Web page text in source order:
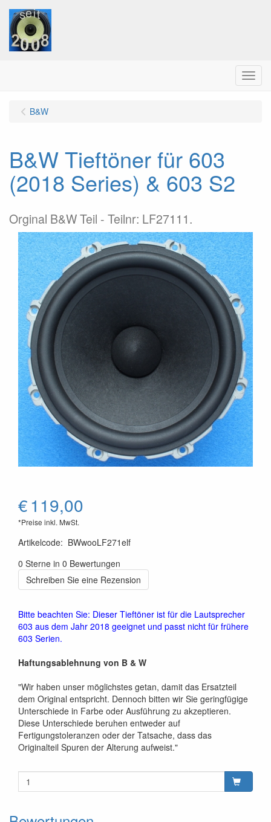
Menu
B&W
B&W Tieftöner für 603
(2018 Series) & 603 S2
Orginal B&W Teil - Teilnr: LF27111.
€119,00
*Preise inkl. MwSt.
Artikelcode: BWwooLF271elf
0 Sterne in 0 Bewertungen
Schreiben Sie eine Rezension
Bitte beachten Sie: Dieser Tieftöner ist für die Lautsprecher
603 aus dem Jahr 2018 geeignet und passt nicht für frühere
603 Serien.
Haftungsablehnung von B & W
"Wir haben unser möglichstes getan, damit das Ersatzteil
dem Original entspricht. Dennoch bitten wir Sie geringfügige
Unterschiede in Farbe oder Ausführung zu akzeptieren.
Diese Unterschiede beruhen entweder auf
Fertigungstoleranzen oder der Tatsache, dass das
Originalteil Spuren der Alterung aufweist."